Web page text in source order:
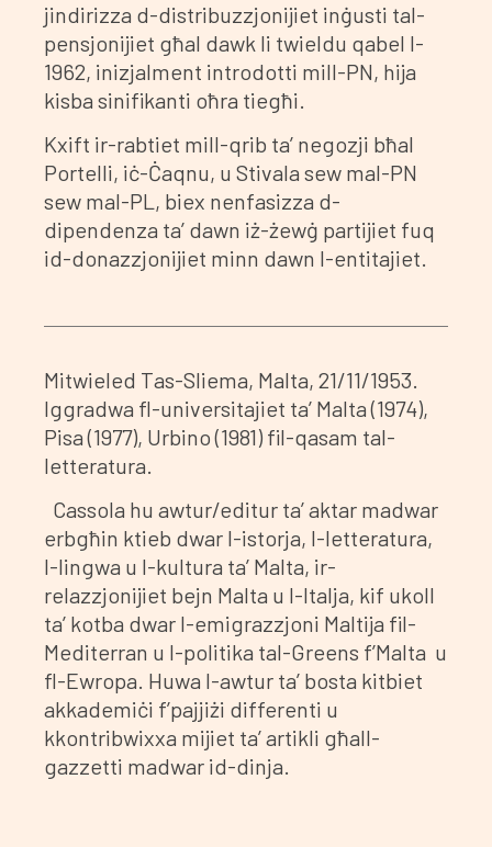
jindirizza d-distribuzzjonijiet inġusti tal-
pensjonijiet għal dawk li twieldu qabel l-
1962, inizjalment introdotti mill-PN, hija
kisba sinifikanti oħra tiegħi.
Kxift ir-rabtiet mill-qrib ta’ negozji bħal
Portelli, iċ-Ċaqnu, u Stivala sew mal-PN
sew mal-PL, biex nenfasizza d-
dipendenza ta’ dawn iż-żewġ partijiet fuq
id-donazzjonijiet minn dawn l-entitajiet.
Mitwieled Tas-Sliema, Malta, 21/11/1953.
Iggradwa fl-universitajiet ta’ Malta (1974),
Pisa (1977), Urbino (1981) fil-qasam tal-
letteratura.
Cassola hu awtur/editur ta’ aktar madwar
erbgħin ktieb dwar l-istorja, l-letteratura,
l-lingwa u l-kultura ta’ Malta, ir-
relazzjonijiet bejn Malta u l-Italja, kif ukoll
ta’ kotba dwar l-emigrazzjoni Maltija fil-
Mediterran u l-politika tal-Greens f’Malta u
fl-Ewropa. Huwa l-awtur ta’ bosta kitbiet
akkademiċi f’pajjiżi differenti u
kkontribwixxa mijiet ta’ artikli għall-
gazzetti madwar id-dinja.